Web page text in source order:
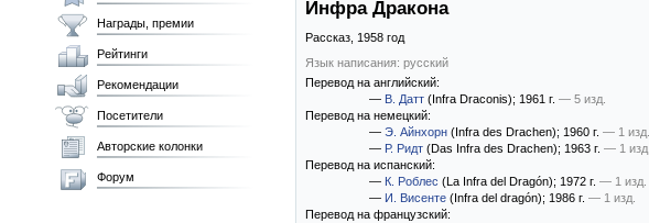
Инфра Дракона
Рассказ, 1958 год
Язык написания: русский
Перевод на английский:
— В. Датт (Infra Draconis); 1961 г. — 5 изд.
Перевод на немецкий:
— Э. Айнхорн (Infra des Drachen); 1960 г. — 1 изд.
— Р. Ридт (Das Infra des Drachen); 1963 г. — 1 изд.
Перевод на испанский:
— К. Роблес (La Infra del Dragón); 1972 г. — 1 изд.
— И. Висенте (Infra del dragón); 1986 г. — 1 изд.
Перевод на французский:
Награды, премии
Рейтинги
Рекомендации
Посетители
Авторские колонки
Форум